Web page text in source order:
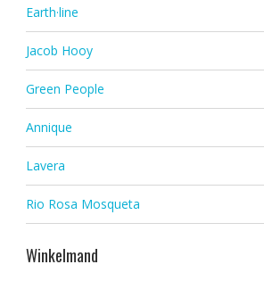
Earth·line
Jacob Hooy
Green People
Annique
Lavera
Rio Rosa Mosqueta
Winkelmand